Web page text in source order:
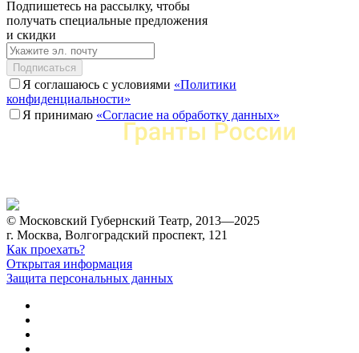
Подпишетесь на рассылку, чтобы
получать специальные предложения
и скидки
Подписаться
Я соглашаюсь с условиями «Политики
конфиденциальности»
Я принимаю «Согласие на обработку данных»
© Московский Губернский Театр, 2013—2025
г. Москва, Волгоградский проспект, 121
Как проехать?
Открытая информация
Защита персональных данных